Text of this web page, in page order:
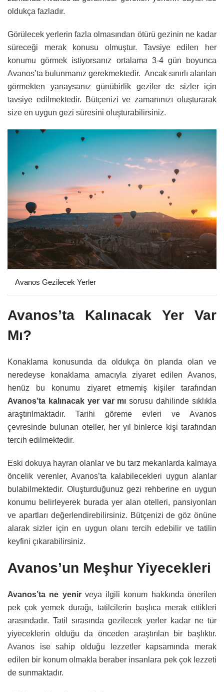
oldukça fazladır.
Görülecek yerlerin fazla olmasından ötürü gezinin ne kadar
süreceği merak konusu olmuştur. Tavsiye edilen her
konumu görmek istiyorsanız ortalama 3-4 gün boyunca
Avanos’ta bulunmanız gerekmektedir. Ancak sınırlı alanları
görmekten yanaysanız günübirlik geziler de sizler için
tavsiye edilmektedir. Bütçenizi ve zamanınızı oluşturarak
size en uygun gezi süresini oluşturabilirsiniz.
Avanos Gezilecek Yerler
Avanos’ta Kalınacak Yer Var
Mı?
Konaklama konusunda da oldukça ön planda olan ve
neredeyse konaklama amacıyla ziyaret edilen Avanos,
henüz bu konumu ziyaret etmemiş kişiler tarafından
Avanos’ta kalınacak yer var mısorusu dahilinde sıklıkla
araştırılmaktadır. Tarihi göreme evleri ve Avanos
çevresinde bulunan oteller, her yıl binlerce kişi tarafından
tercih edilmektedir.
Eski dokuya hayran olanlar ve bu tarz mekanlarda kalmaya
öncelik verenler, Avanos’ta kalabilecekleri uygun alanlar
bulabilmektedir. Oluşturduğunuz gezi rehberine en uygun
konumu belirleyerek burada yer alan otelleri, pansiyonları
ve apartları değerlendirebilirsiniz. Bütçenizi de göz önüne
alarak sizler için en uygun olanı tercih edebilir ve tatilin
keyfini çıkarabilirsiniz.
Avanos’un Meşhur Yiyecekleri
Avanos’ta ne yenir veya ilgili konum hakkında önerilen
pek çok yemek durağı, tatilcilerin başlıca merak ettikleri
arasındadır. Tatil sırasında gezilecek yerler kadar ne tür
yiyeceklerin olduğu da önceden araştırılan bir başlıktır.
Avanos ise sahip olduğu lezzetler kapsamında merak
edilen bir konum olmakla beraber insanlara pek çok lezzeti
de sunmaktadır.